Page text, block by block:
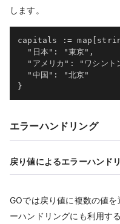
します。
capitals :=
  "日本": "東京",
"アメリカ": "ワシント
  "中国": "北京"
}
エラーハンドリング
戻り値によるエラーハンド
GOでは戻り値に複数の値
ーハンドリングにも利用す